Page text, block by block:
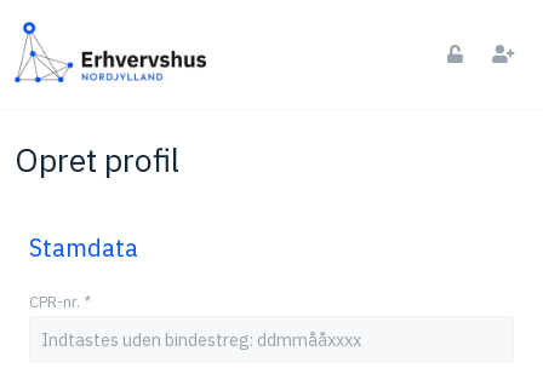
Opret profil
Stamdata
CPR-nr. *